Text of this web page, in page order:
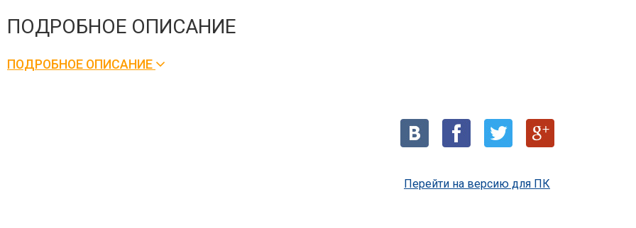
ПОДРОБНОЕ ОПИСАНИЕ
ПОДРОБНОЕ ОПИСАНИЕ
Перейти на версию для ПК